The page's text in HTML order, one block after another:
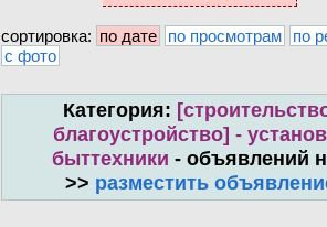
сортировка: по дате по просмотрам
по
с фото
Категория:
благоустройство] -
быттехники - объявлений
>> разместить